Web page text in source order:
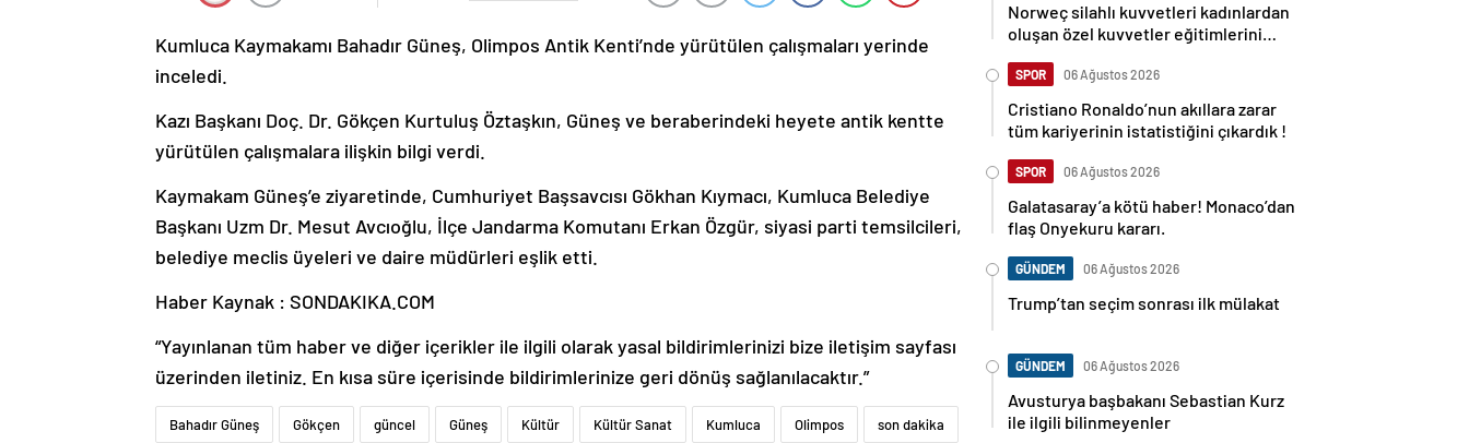
Kumluca Kaymakamı Bahadır Güneş, Olimpos Antik Kenti’nde yürütülen çalışmaları yerinde
inceledi.
Kazı Başkanı Doç. Dr. Gökçen Kurtuluş Öztaşkın, Güneş ve beraberindeki heyete antik kentte
yürütülen çalışmalara ilişkin bilgi verdi.
Kaymakam Güneş’e ziyaretinde, Cumhuriyet Başsavcısı Gökhan Kıymacı, Kumluca Belediye
Başkanı Uzm Dr. Mesut Avcıoğlu, İlçe Jandarma Komutanı Erkan Özgür, siyasi parti temsilcileri,
belediye meclis üyeleri ve daire müdürleri eşlik etti.
Haber Kaynak : SONDAKIKA.COM
“Yayınlanan tüm haber ve diğer içerikler ile ilgili olarak yasal bildirimlerinizi bize iletişim sayfası
üzerinden iletiniz. En kısa süre içerisinde bildirimlerinize geri dönüş sağlanılacaktır.”
Bahadır Güneş Gökçen güncel Güneş Kültür Kültür Sanat Kumluca Olimpos son dakika
Norweç silahlı kuvvetleri kadınlardan
oluşan özel kuvvetler eğitimlerini
SPOR 06 Ağustos 2026
Cristiano Ronaldo’nun akıllara zarar
tüm kariyerinin istatistiğini çıkardık !
SPOR 06 Ağustos 2026
Galatasaray’a kötü haber! Monaco’dan
flaş Onyekuru kararı.
GÜNDEM 06 Ağustos 2026
Trump’tan seçim sonrası ilk mülakat
GÜNDEM 06 Ağustos 2026
Avusturya başbakanı Sebastian Kurz
ile ilgili bilinmeyenler